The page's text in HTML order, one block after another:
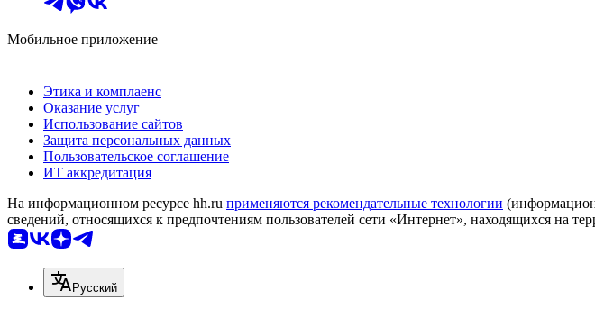
Мобильное приложение
Этика и комплаенс
Оказание услуг
Использование сайтов
Защита персональных данных
Пользовательское соглашение
ИТ аккредитация
На информационном ресурсе hh.ru применяются рекомендательные технологии
сведений, относящихся к предпочтениям пользователей сети «Интернет», находящихся на
Русский